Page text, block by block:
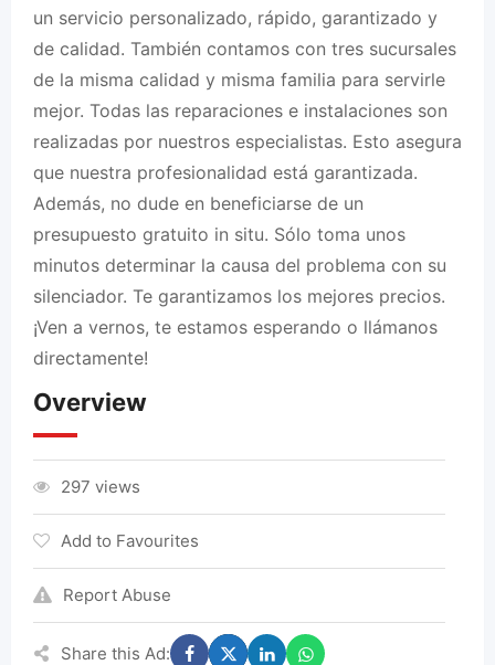
un servicio personalizado, rápido, garantizado y
de calidad. También contamos con tres sucursales
de la misma calidad y misma familia para servirle
mejor. Todas las reparaciones e instalaciones son
realizadas por nuestros especialistas. Esto asegura
que nuestra profesionalidad está garantizada.
Además, no dude en beneficiarse de un
presupuesto gratuito in situ. Sólo toma unos
minutos determinar la causa del problema con su
silenciador. Te garantizamos los mejores precios.
¡Ven a vernos, te estamos esperando o llámanos
directamente!
Overview
297 views
Add to Favourites
Report Abuse
Share this Ad: